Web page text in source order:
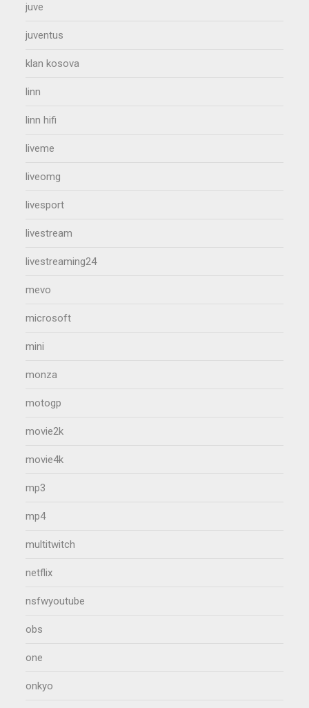
juve
juventus
klan kosova
linn
linn hifi
liveme
liveomg
livesport
livestream
livestreaming24
mevo
microsoft
mini
monza
motogp
movie2k
movie4k
mp3
mp4
multitwitch
netflix
nsfwyoutube
obs
one
onkyo